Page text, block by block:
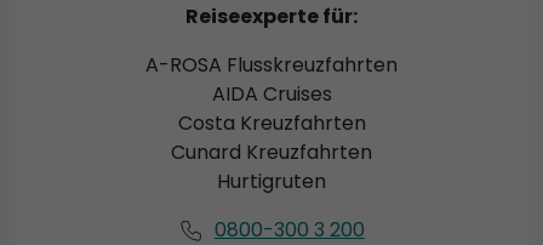
Reiseexperte für:
A-ROSA Flusskreuzfahrten
AIDA Cruises
Costa Kreuzfahrten
Cunard Kreuzfahrten
Hurtigruten
0800-300 3 200